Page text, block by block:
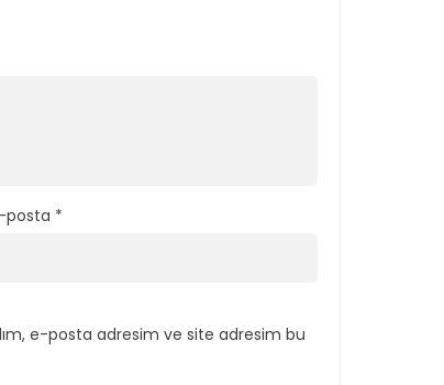
posta *
e-posta adresim ve site adresim bu